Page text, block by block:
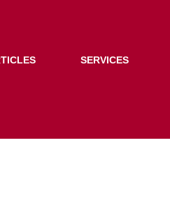
SERVICES